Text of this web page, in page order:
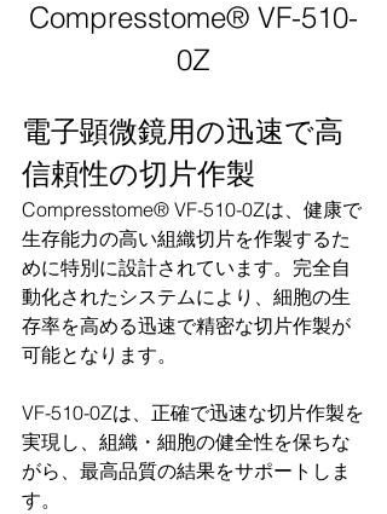
Compresstome® VF-510-
0Z
電子顕微鏡用の迅速で高
信頼性の切片作製
Compresstome® VF-510-0Zは、健康で
生存能力の高い組織切片を作製するた
めに特別に設計されています。完全自
動化されたシステムにより、細胞の生
存率を高める迅速で精密な切片作製が
可能となります。
VF-510-0Zは、正確で迅速な切片作製を
実現し、組織・細胞の健全性を保ちな
がら、最高品質の結果をサポートしま
す。